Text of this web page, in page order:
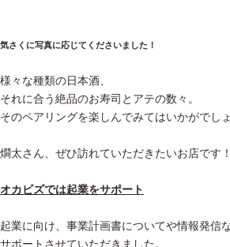
気さくに写真に応じてくださいました！
様々な種類の日本酒、
それに合う絶品のお寿司とアテの数々。
そのペアリングを楽しんでみてはいかがでしょ
燗太さん、ぜひ訪れていただきたいお店です！
オカビズでは起業をサポート
起業に向け、事業計画書についてや情報発信
サポートさせていただきました。